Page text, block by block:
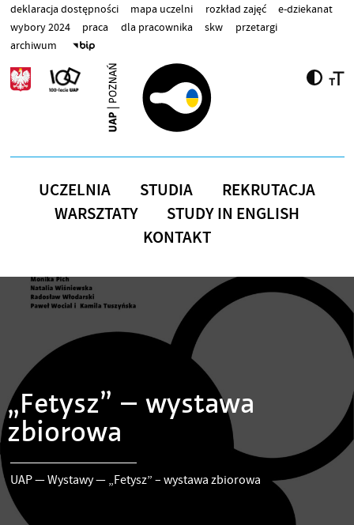
Przejdź do treści
deklaracja dostępności mapa uczelni rozkład zajęć
e-dziekanat
wybory 2024
praca dla pracownika skw
przetargi
archiwum
UCZELNIA STUDIA
REKRUTACJA
WARSZTATY
STUDY IN ENGLISH
KONTAKT
„Fetysz” – wystawa
zbiorowa
UAP—Wystawy— „Fetysz” – wystawa zbiorowa